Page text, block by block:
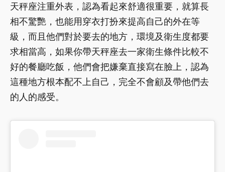
天秤座注重外表，認為看起來舒適很重要，就算長
相不驚艷，也能用穿衣打扮來提高自己的外在等
級，而且他們對於要去的地方，環境及衛生度都要
求相當高，如果你帶天秤座去一家衛生條件比較不
好的餐廳吃飯，他們會把嫌棄直接寫在臉上，認為
這種地方根本配不上自己，完全不會顧及帶他們去
的人的感受。